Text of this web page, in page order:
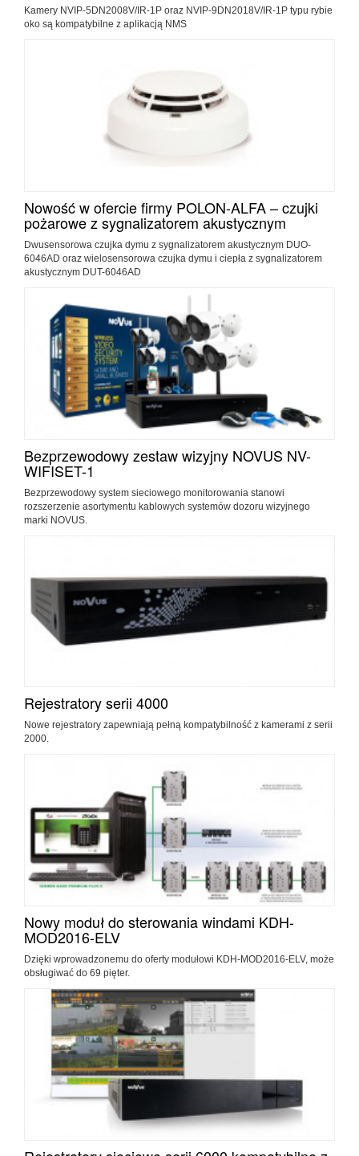
Kamery NVIP-5DN2008V/IR-1P oraz NVIP-9DN2018V/IR-1P typu rybie
oko są kompatybilne z aplikacją NMS
Nowość w ofercie firmy POLON-ALFA – czujki
pożarowe z sygnalizatorem akustycznym
Dwusensorowa czujka dymu z sygnalizatorem akustycznym DUO-
6046AD oraz wielosensorowa czujka dymu i ciepła z sygnalizatorem
akustycznym DUT-6046AD
Bezprzewodowy zestaw wizyjny NOVUS NV-
WIFISET-1
Bezprzewodowy system sieciowego monitorowania stanowi
rozszerzenie asortymentu kablowych systemów dozoru wizyjnego
marki NOVUS.
Rejestratory serii 4000
Nowe rejestratory zapewniają pełną kompatybilność z kamerami z serii
2000.
Nowy moduł do sterowania windami KDH-
MOD2016-ELV
Dzięki wprowadzonemu do oferty modułowi KDH-MOD2016-ELV, może
obsługiwać do 69 pięter.